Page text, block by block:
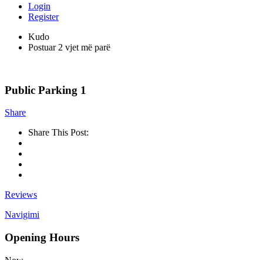
Login
Register
Kudo
Postuar 2 vjet më parë
Public Parking 1
Share
Share This Post:
Reviews
Navigimi
Opening Hours